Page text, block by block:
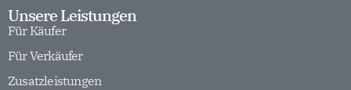
Unsere Leistungen
Für Käufer
Für Verkäufer
Zusatzleistungen